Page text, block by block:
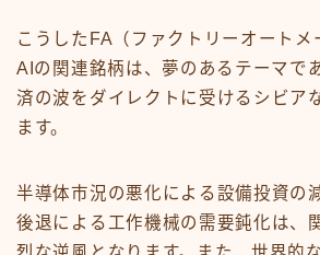
こうしたFA（ファクトリーオートメ
AIの関連銘柄は、夢のあるテーマで
済の波をダイレクトに受けるシビア
ます。
半導体市況の悪化による設備投資の
後退による工作機械の需要鈍化は、